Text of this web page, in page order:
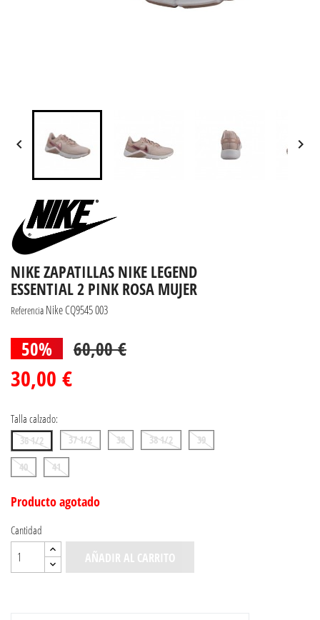
 
NIKE ZAPATILLAS NIKE LEGEND
ESSENTIAL 2 PINK ROSA MUJER
Referencia Nike CQ9545 003
50% 60,00 €
30,00 €
Talla calzado:
36 1/2 37 1/2 38 38 1/2
39
40
41
Producto agotado
Cantidad
AÑADIR AL CARRITO